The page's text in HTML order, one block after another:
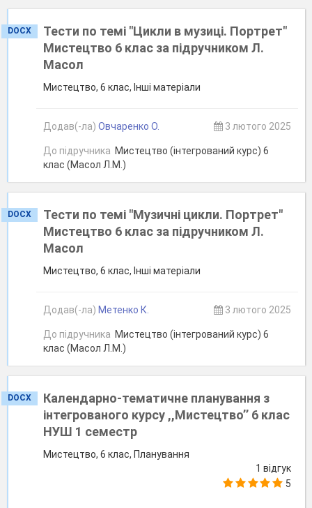
DOCX
Тести по темі "Цикли в музиці. Портрет"
Мистецтво 6 клас за підручником Л.
Масол
Мистецтво, 6 клас, Інші матеріали
Додав(-ла) Овчаренко О. 3 лютого 2025
До підручника Мистецтво (інтегрований курс) 6
клас (Масол Л.М.)
DOCX
Тести по темі "Музичні цикли. Портрет"
Мистецтво 6 клас за підручником Л.
Масол
Мистецтво, 6 клас, Інші матеріали
Додав(-ла) Метенко К. 3 лютого 2025
До підручника Мистецтво (інтегрований курс) 6
клас (Масол Л.М.)
DOCX
Календарно-тематичне планування з
інтегрованого курсу ,,Мистецтво’’ 6 клас
НУШ 1 семестр
Мистецтво, 6 клас, Планування
1 відгук
5